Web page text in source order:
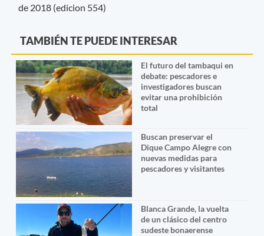
de 2018 (edicion 554)
TAMBIÉN TE PUEDE INTERESAR
El futuro del tambaqui en
debate: pescadores e
investigadores buscan
evitar una prohibición
total
Buscan preservar el
Dique Campo Alegre con
nuevas medidas para
pescadores y visitantes
Blanca Grande, la vuelta
de un clásico del centro
sudeste bonaerense